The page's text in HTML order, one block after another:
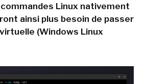
Linux nativement
ainsi plus besoin de passer
(Windows Linux